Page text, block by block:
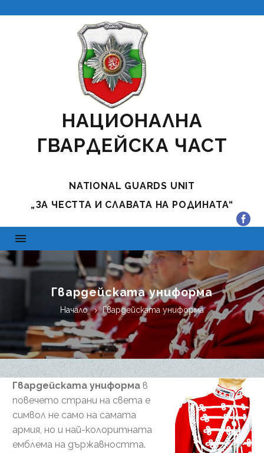
НАЦИОНАЛНА
ГВАРДЕЙСКА ЧАСТ
NATIONAL GUARDS UNIT
„ЗА ЧЕСТТА И СЛАВАТА НА РОДИНАТА“
Гвардейската униформа
Начало Гвардейската униформа
Гвардейската униформа в
повечето страни на света е
символ не само на самата
армия, но и най-колоритната
емблема на държавността.